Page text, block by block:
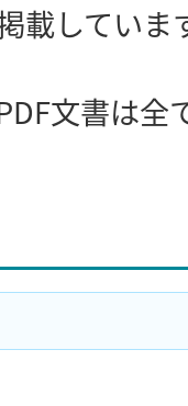
載していま
文書は全